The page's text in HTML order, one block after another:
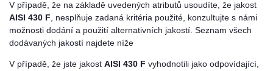
V případě, že na základě uvedených atributů usoudíte, že jakost
AISI 430 F, nesplňuje zadaná kritéria použité, konzultujte s námi
možnosti dodání a použití alternativních jakostí. Seznam všech
dodávaných jakostí najdete níže
V případě, že jste jakost AISI 430 F vyhodnotili jako odpovídající,